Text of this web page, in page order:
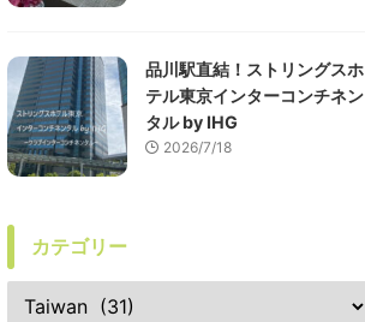
品川駅直結！ストリングスホ
テル東京インターコンチネン
タル by IHG
2026/7/18
カテゴリー